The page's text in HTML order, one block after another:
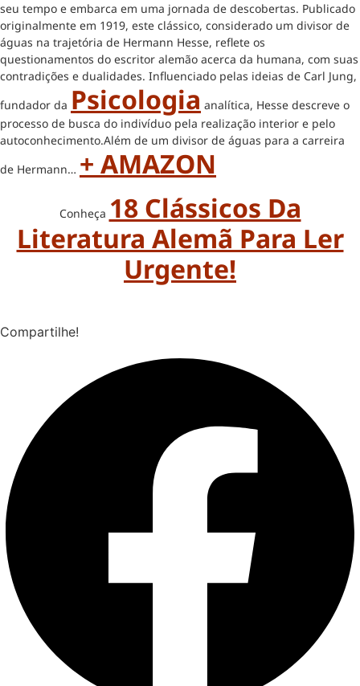
seu tempo e embarca em uma jornada de descobertas. Publicado
originalmente em 1919, este clássico, considerado um divisor de
águas na trajetória de Hermann Hesse, reflete os
questionamentos do escritor alemão acerca da humana, com suas
contradições e dualidades. Influenciado pelas ideias de Carl Jung,
fundador da Psicologia analítica, Hesse descreve o
processo de busca do indivíduo pela realização interior e pelo
autoconhecimento.Além de um divisor de águas para a carreira
de Hermann… + AMAZON
Conheça 18 Clássicos Da
Literatura Alemã Para Ler
Urgente!
Compartilhe!